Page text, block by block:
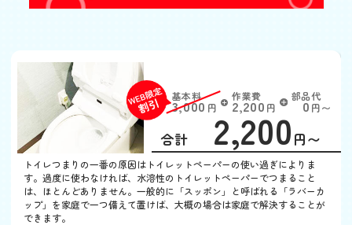
基本料
3,000 円 W
EB
限
定
割
引
作業費
2,200 円
部品代
0円〜
合計 2,200 円〜
トイレつまりの一番の原因はトイレットペーパーの使い過ぎによりま
す。過度に使わなければ、水溶性のトイレットペーパーでつまること
は、ほとんどありません。一般的に「スッポン」と呼ばれる「ラバーカ
ップ」を家庭で一つ備えて置けば、大概の場合は家庭で解決することが
できます。